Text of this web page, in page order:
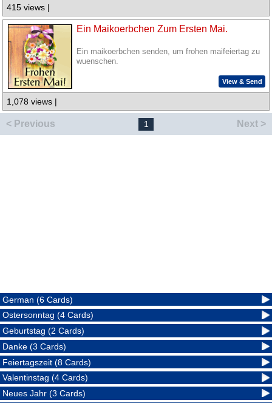
415 views |
Ein Maikoerbchen Zum Ersten Mai.
Ein maikoerbchen senden, um frohen maifeiertag zu
wuenschen.
View & Send
1,078 views |
< Previous 1 Next >
German (6 Cards)
Ostersonntag (4 Cards)
Geburtstag (2 Cards)
Danke (3 Cards)
Feiertagszeit (8 Cards)
Valentinstag (4 Cards)
Neues Jahr (3 Cards)